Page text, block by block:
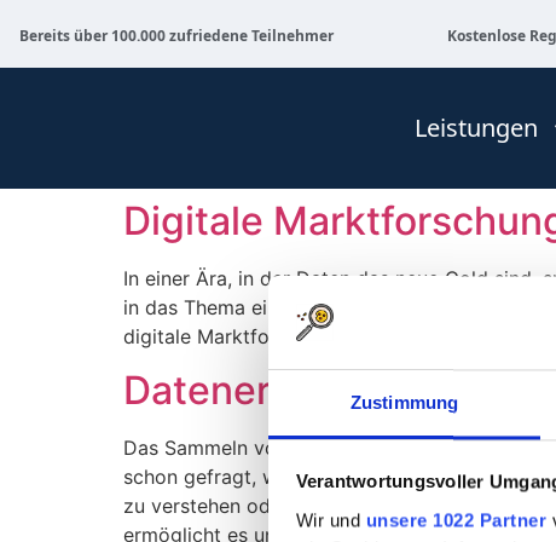
Zustimmung
Verantwortungsvoller
Wir und unsere 1022 Partner
Bereits über 100.000 zufriedene Teilnehmer Kostenlose
Leistungen
Digitale
In einer Ära, in der Daten das neue Gold
in das Thema einsteigst oder Dein Wissen
digitale Marktforschung, ihre Methoden, Ziele
Datenerhebung
Das Sammeln von Daten bildet das
schon gefragt, wie es möglich ist, die
zu verstehen oder geschäftliche Strategien
ermöglicht es uns, fundierte Einblicke in eine